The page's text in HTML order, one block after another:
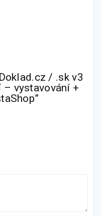
/ .sk v3
– vystavování +